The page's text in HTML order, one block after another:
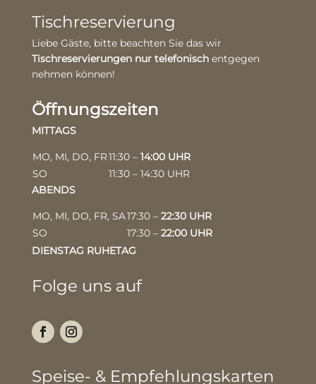
Tischreservierung
Liebe Gäste, bitte beachten Sie das wir
Tischreservierungen nur telefonischentgegen
nehmen können!
Öffnungszeiten
MITTAGS
MO, MI, DO, FR11:30 – 14:00 UHR
SO
11:30 – 14:30 UHR
ABENDS
MO, MI, DO, FR, SA17:30 – 22:30 UHR
SO
17:30 – 22:00 UHR
DIENSTAG RUHETAG
Folge uns auf
Speise- & Empfehlungskarten